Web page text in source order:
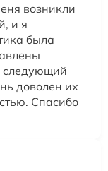
возникли
и я
была
следующий
доволен их
Спасибо